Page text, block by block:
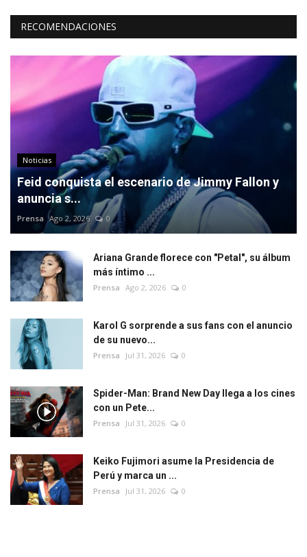
RECOMENDACIONES
Noticias
Feid conquista el escenario de Jimmy Fallon y
anuncia s...
Prensa Ago 2, 2026 0
Ariana Grande florece con "Petal", su álbum
más íntimo ...
Prensa Ago 2, 2026 0
Karol G sorprende a sus fans con el anuncio
de su nuevo...
Prensa Jul 31, 2026 0
Spider-Man: Brand New Day llega a los cines
con un Pete...
Prensa Jul 31, 2026 0
Keiko Fujimori asume la Presidencia de
Perú y marca un ...
Prensa Jul 31, 2026 0